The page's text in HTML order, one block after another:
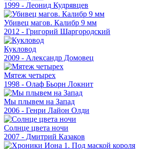
1999 - Леонид Кудрявцев
Убивец магов. Калибр 9 мм
2012 - Григорий Шаргородский
Кукловод
2009 - Александр Домовец
Мятеж четырех
1998 - Олаф Бьорн Локнит
Мы плывем на Запад
2006 - Генри Лайон Олди
Солнце цвета ночи
2007 - Дмитрий Казаков